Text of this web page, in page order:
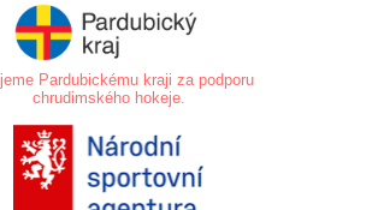
Pardubickému kraji za podporu
chrudimského hokeje.